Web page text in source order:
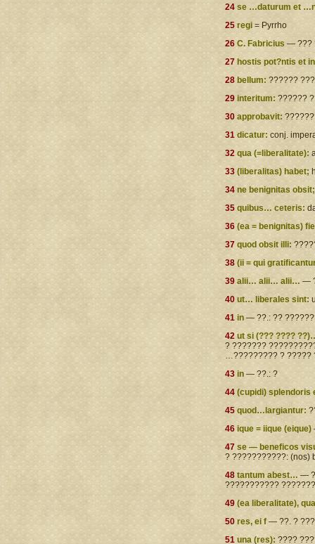
24 se …daturum et
25 regi = Pyrrho
26 C. Fabricius — ???
27 hostis pot?ntis et
28 bellum: ??????
29 interitum: ??????
30 approbavit:
31 dicatur: conj.
32 qua (=liberalitate):
33 (liberalitas) habet;
34 ne benignitas
35 quibus… ceteris:
36 (ea = benignitas)
37 quod obsit illi:
38 (ii = qui
39 alii… alii… alii… —
40 ut… liberales sint:
41 in — ??.: ??
42 ut si (??? ????
? ???????
…????????? ?
43 in — ??.: ?
44 (cupidi) splendoris
45 quod…largiantur:
46 ique = iique (eique)
47 se — beneficos
? ???????????: (nos)
48 tantum abest… —
???????????
49 (ea liberalitate),
50 res, ei f — ??. ?
51 una (res): ????